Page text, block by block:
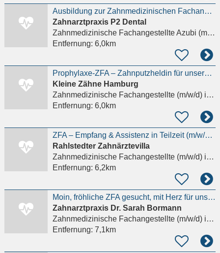
Ausbildung zur Zahnmedizinischen Fachangestellten (m/w/d) – Start zum 01.08.
Zahnarztpraxis P2 Dental
Zahnmedizinische Fachangestellte Azubi (m/w/d)
Entfernung: 6,0km
Prophylaxe-ZFA – Zahnputzheldin für unsere Kinderzahnarztpraxis!
Kleine Zähne Hamburg
Zahnmedizinische Fachangestellte (m/w/d)in Hamburg, Rahlstedt
Entfernung: 6,0km
ZFA – Empfang & Assistenz in Teilzeit (m/w/d) in Hamburg-Rahlstedt
Rahlstedter Zahnärztevilla
Zahnmedizinische Fachangestellte (m/w/d)in Hamburg, Rahlstedt
Entfernung: 6,2km
Moin, fröhliche ZFA gesucht, mit Herz für unseren Praxishund!
Zahnarztpraxis Dr. Sarah Bormann
Zahnmedizinische Fachangestellte (m/w/d)in Hamburg
Entfernung: 7,1km